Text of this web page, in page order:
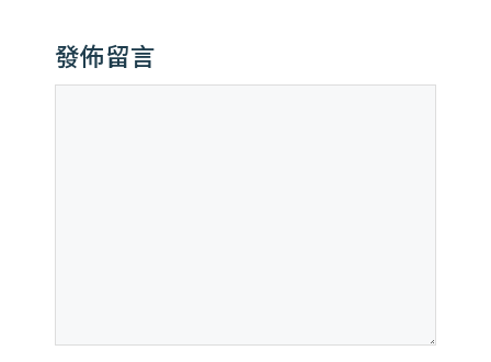
發佈留言